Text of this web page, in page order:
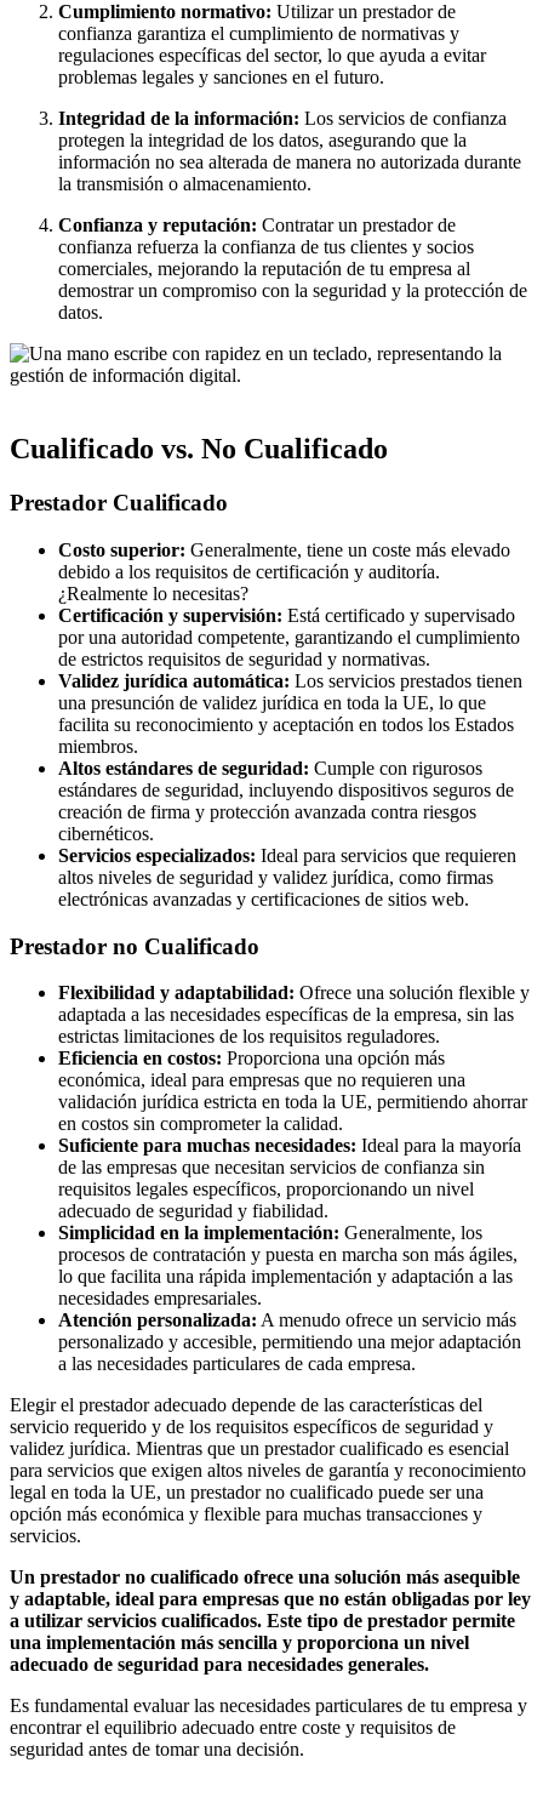
Cumplimiento normativo: Utilizar un prestador de
confianza garantiza el cumplimiento de normativas y
regulaciones específicas del sector, lo que ayuda a evitar
problemas legales y sanciones en el futuro.
Integridad de la información: Los servicios de confianza
protegen la integridad de los datos, asegurando que la
información no sea alterada de manera no autorizada durante
la transmisión o almacenamiento.
Confianza y reputación: Contratar un prestador de
confianza refuerza la confianza de tus clientes y socios
comerciales, mejorando la reputación de tu empresa al
demostrar un compromiso con la seguridad y la protección de
datos.
Cualificado vs. No Cualificado
Prestador Cualificado
Costo superior: Generalmente, tiene un coste más elevado
debido a los requisitos de certificación y auditoría.
¿Realmente lo necesitas?
Certificación y supervisión: Está certificado y supervisado
por una autoridad competente, garantizando el cumplimiento
de estrictos requisitos de seguridad y normativas.
Validez jurídica automática: Los servicios prestados tienen
una presunción de validez jurídica en toda la UE, lo que
facilita su reconocimiento y aceptación en todos los Estados
miembros.
Altos estándares de seguridad: Cumple con rigurosos
estándares de seguridad, incluyendo dispositivos seguros de
creación de firma y protección avanzada contra riesgos
cibernéticos.
Servicios especializados: Ideal para servicios que requieren
altos niveles de seguridad y validez jurídica, como firmas
electrónicas avanzadas y certificaciones de sitios web.
Prestador no Cualificado
Flexibilidad y adaptabilidad: Ofrece una solución flexible y
adaptada a las necesidades específicas de la empresa, sin las
estrictas limitaciones de los requisitos reguladores.
Eficiencia en costos: Proporciona una opción más
económica, ideal para empresas que no requieren una
validación jurídica estricta en toda la UE, permitiendo ahorrar
en costos sin comprometer la calidad.
Suficiente para muchas necesidades: Ideal para la mayoría
de las empresas que necesitan servicios de confianza sin
requisitos legales específicos, proporcionando un nivel
adecuado de seguridad y fiabilidad.
Simplicidad en la implementación: Generalmente, los
procesos de contratación y puesta en marcha son más ágiles,
lo que facilita una rápida implementación y adaptación a las
necesidades empresariales.
Atención personalizada: A menudo ofrece un servicio más
personalizado y accesible, permitiendo una mejor adaptación
a las necesidades particulares de cada empresa.
Elegir el prestador adecuado depende de las características del
servicio requerido y de los requisitos específicos de seguridad y
validez jurídica. Mientras que un prestador cualificado es esencial
para servicios que exigen altos niveles de garantía y reconocimiento
legal en toda la UE, un prestador no cualificado puede ser una
opción más económica y flexible para muchas transacciones y
servicios.
Un prestador no cualificado ofrece una solución más asequible
y adaptable, ideal para empresas que no están obligadas por ley
a utilizar servicios cualificados. Este tipo de prestador permite
una implementación más sencilla y proporciona un nivel
adecuado de seguridad para necesidades generales.
Es fundamental evaluar las necesidades particulares de tu empresa y
encontrar el equilibrio adecuado entre coste y requisitos de
seguridad antes de tomar una decisión.